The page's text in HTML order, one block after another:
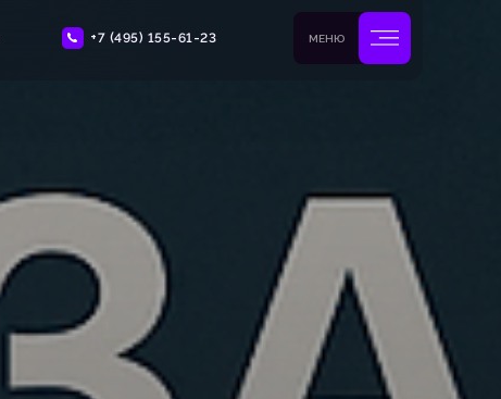
+7 (495) 155-61-23 МЕНЮ